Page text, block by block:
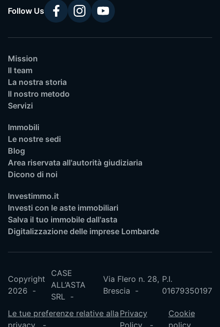
Follow Us
Mission
Il team
La nostra storia
Il nostro metodo
Servizi
Immobili
Le nostre sedi
Blog
Area riservata all'autorità giudiziaria
Dicono di noi
Investimmo.it
Investi con le aste immobiliari
Salva il tuo immobile dall'asta
Digitalizzazione delle imprese Lombarde
Copyright
2026
CASE
ALL’ASTA
SRL
Via Flero n. 28,
Brescia
P.I.
01679350197
Le tue preferenze relative alla
privacy
Privacy
Policy
Cookie
policy